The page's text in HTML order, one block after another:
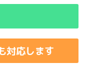
対応します